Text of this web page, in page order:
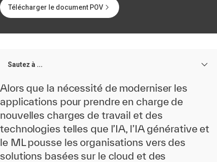
Télécharger le document POV
Sautez à ...
Alors que la nécessité de moderniser les
applications pour prendre en charge de
nouvelles charges de travail et des
technologies telles que l’IA, l’IA générative et
le ML pousse les organisations vers des
solutions basées sur le cloud et des